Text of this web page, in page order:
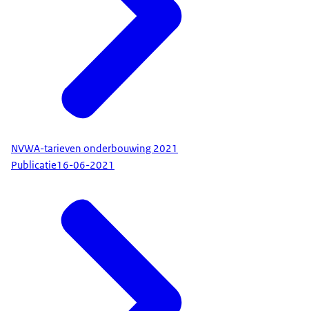
NVWA-tarieven onderbouwing 2021
Publicatie16-06-2021